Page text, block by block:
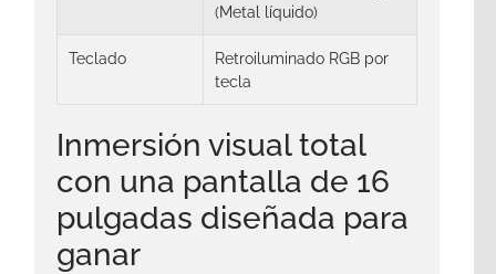
(Metal líquido)
Teclado
Retroiluminado RGB por
tecla
Inmersión visual total
con una pantalla de 16
pulgadas diseñada para
ganar